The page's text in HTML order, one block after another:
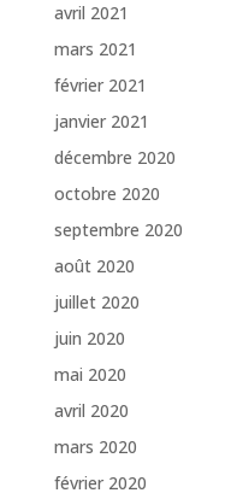
avril 2021
mars 2021
février 2021
janvier 2021
décembre 2020
octobre 2020
septembre 2020
août 2020
juillet 2020
juin 2020
mai 2020
avril 2020
mars 2020
février 2020